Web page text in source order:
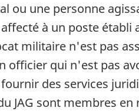
ou une personne
à un poste
militaire n'est pas
officier qui n'est pas
des services
JAG sont membres